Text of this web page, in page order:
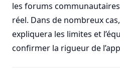
les forums
réel. Dans de nombreux
expliquera les limites et
confirmer la rigueur de